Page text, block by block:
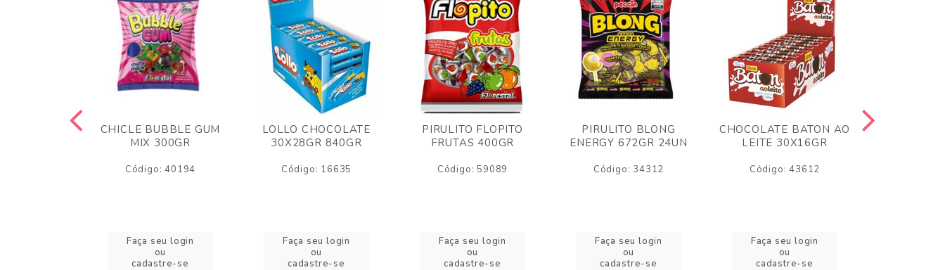
CHICLE BUBBLE GUM
MIX 300GR
Código: 40194
Faça seu login
ou
cadastre-se
LOLLO CHOCOLATE
30X28GR 840GR
Código: 16635
Faça seu login
ou
cadastre-se
PIRULITO FLOPITO
FRUTAS 400GR
Código: 59089
Faça seu login
ou
cadastre-se
PIRULITO BLONG
ENERGY 672GR 24UN
Código: 34312
Faça seu login
ou
cadastre-se
CHOCOLATE BATON AO
LEITE 30X16GR
Código: 43612
Faça seu login
ou
cadastre-se